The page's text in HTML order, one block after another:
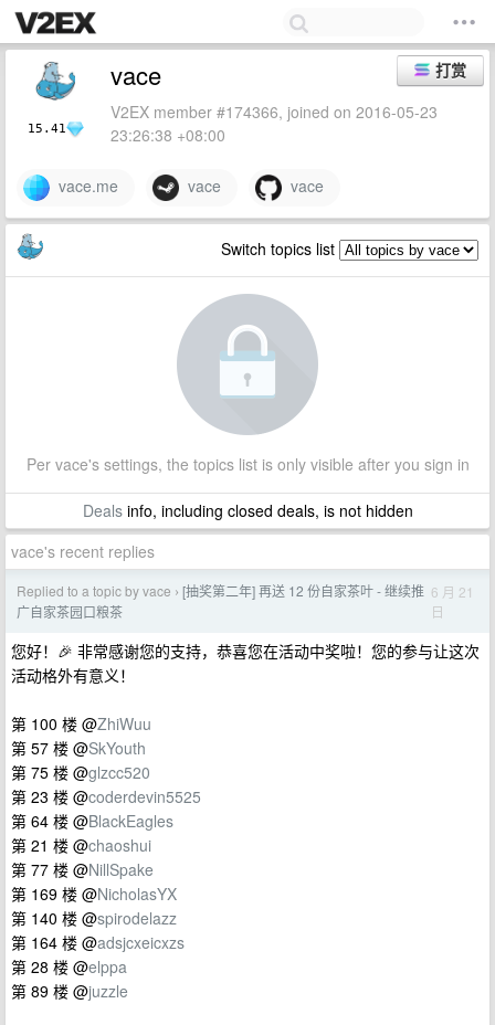
15.41
打赏
vace
V2EX member #174366, joined on 2016-05-23
23:26:38 +08:00
vace.me vace vace
Switch topics list
Per vace's settings, the topics list is only visible after you sign in
Dealsinfo, including closed deals, is not hidden
vace's recent replies
Replied to a topic by vace › [抽奖第二年] 再送 12 份自家茶叶 - 继续推
广自家茶园口粮茶
6 月 21
日
您好！🎉 非常感谢您的支持，恭喜您在活动中奖啦！您的参与让这次
活动格外有意义！
第 100 楼 @ZhiWuu
第 57 楼 @SkYouth
第 75 楼 @glzcc520
第 23 楼 @coderdevin5525
第 64 楼 @BlackEagles
第 21 楼 @chaoshui
第 77 楼 @NillSpake
第 169 楼 @NicholasYX
第 140 楼 @spirodelazz
第 164 楼 @adsjcxeicxzs
第 28 楼 @elppa
第 89 楼 @juzzle